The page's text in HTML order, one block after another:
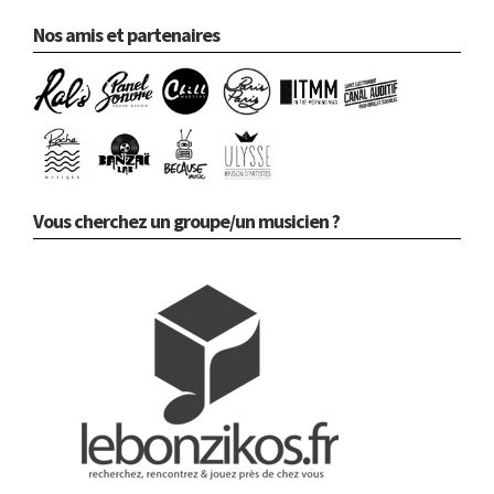
Nos amis et partenaires
Vous cherchez un groupe/un musicien ?